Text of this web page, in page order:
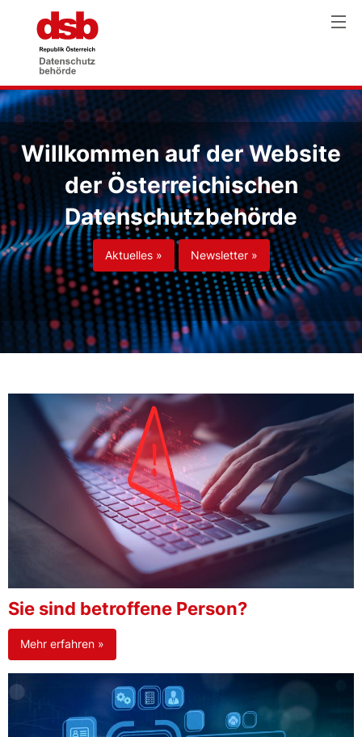
Willkommen auf der Website
der Österreichischen
Datenschutzbehörde
Aktuelles » Newsletter »
Sie sind betroffene Person?
Mehr erfahren »